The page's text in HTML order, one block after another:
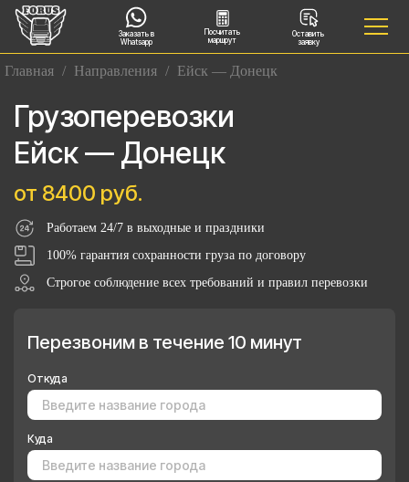
Заказать в
Whatsapp
Посчитать
маршрут
Оставить
заявку
Главная / Направления / Ейск — Донецк
Грузоперевозки
Ейск — Донецк
от 8400 руб.
Работаем 24/7 в выходные и праздники
100% гарантия сохранности груза по договору
Строгое соблюдение всех требований и правил перевозки
Перезвоним в течение 10 минут
Откуда
Куда